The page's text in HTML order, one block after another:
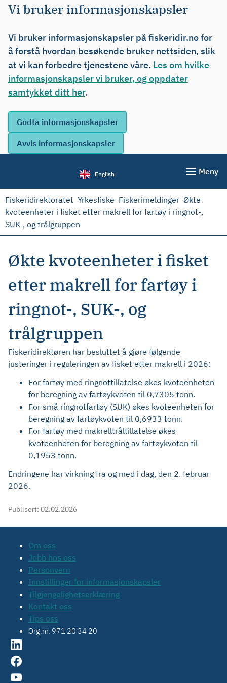
Vi bruker informasjonskapsler
Vi bruker informasjonskapsler på fiskeridir.no for
å forstå hvordan besøkende bruker nettsiden, slik
at vi kan forbedre tjenestene våre. Les om hvilke
informasjonskapsler vi bruker, og oppdater
samtykket ditt her.
English Meny
Fiskeridirektoratet Yrkesfiske Fiskerimeldinger Økte
kvoteenheter i fisket etter makrell for fartøy i ringnot-,
SUK-, og trålgruppen
Økte kvoteenheter i fisket
etter makrell for fartøy i
ringnot-, SUK-, og
trålgruppen
Fiskeridirektøren har besluttet å gjøre følgende
justeringer i reguleringen av fisket etter makrell i 2026:
For fartøy med ringnottillatelse økes kvoteenheten
for beregning av fartøykvoten til 0,7305 tonn.
For små ringnotfartøy (SUK) økes kvoteenheten for
beregning av fartøykvoten til 0,6933 tonn.
For fartøy med makrelltråltillatelse økes
kvoteenheten for beregning av fartøykvoten til
0,1953 tonn.
Endringene har virkning fra og med i dag, den 2. februar
2026.
Publisert: 02.02.2026
Om oss
Jobb hos oss
Personvern
Innstillinger for informasjonskapsler
Tilgjengelighetserklæring
Kontakt oss
Tips oss
Org.nr. 971 20 34 20